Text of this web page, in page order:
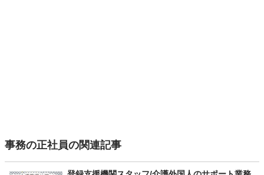
事務の正社員の関連記事